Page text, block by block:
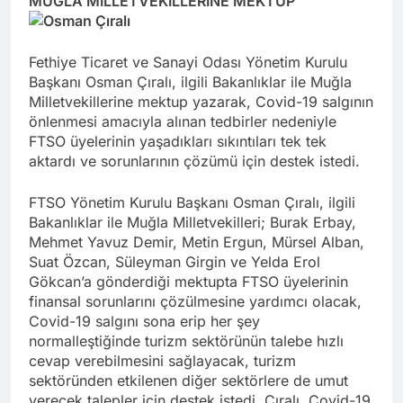
Fethiye Ticaret ve Sanayi Odası Yönetim Kurulu
Başkanı Osman Çıralı, ilgili Bakanlıklar ile Muğla
Milletvekillerine mektup yazarak, Covid-19 salgının
önlenmesi amacıyla alınan tedbirler nedeniyle
FTSO üyelerinin yaşadıkları sıkıntıları tek tek
aktardı ve sorunlarının çözümü için destek istedi.
FTSO Yönetim Kurulu Başkanı Osman Çıralı, ilgili
Bakanlıklar ile Muğla Milletvekilleri; Burak Erbay,
Mehmet Yavuz Demir, Metin Ergun, Mürsel Alban,
Suat Özcan, Süleyman Girgin ve Yelda Erol
Gökcan’a gönderdiği mektupta FTSO üyelerinin
finansal sorunlarını çözülmesine yardımcı olacak,
Covid-19 salgını sona erip her şey
normalleştiğinde turizm sektörünün talebe hızlı
cevap verebilmesini sağlayacak, turizm
sektöründen etkilenen diğer sektörlere de umut